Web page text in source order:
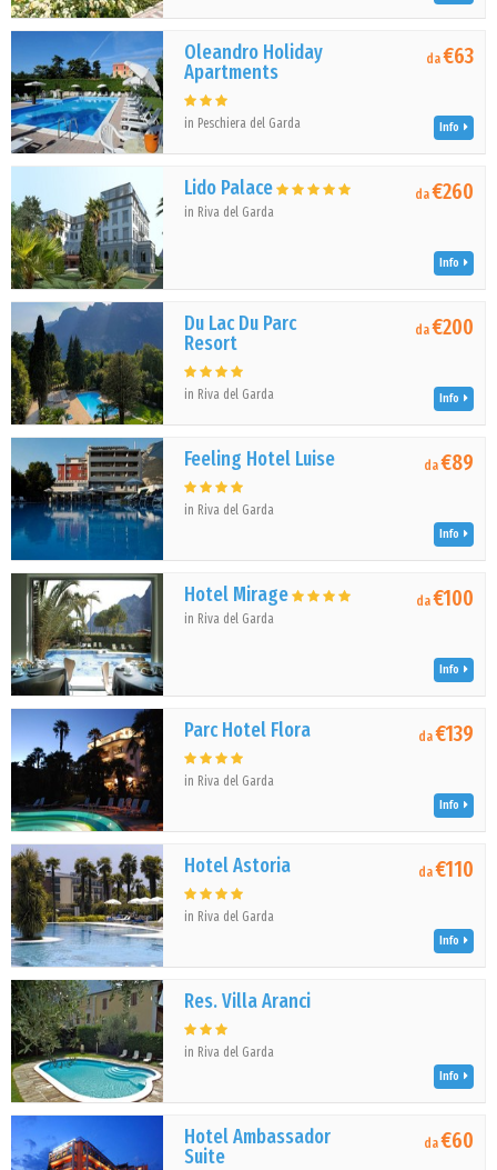
Oleandro Holiday
Apartments
in Peschiera del Garda
da€63
Info
Lido Palace
in Riva del Garda
da€260
Info
Du Lac Du Parc
Resort
in Riva del Garda
da€200
Info
Feeling Hotel Luise
in Riva del Garda
da€89
Info
Hotel Mirage
in Riva del Garda
da€100
Info
Parc Hotel Flora
in Riva del Garda
da€139
Info
Hotel Astoria
in Riva del Garda
da€110
Info
Res. Villa Aranci
in Riva del Garda
Info
Hotel Ambassador
Suite
da€60